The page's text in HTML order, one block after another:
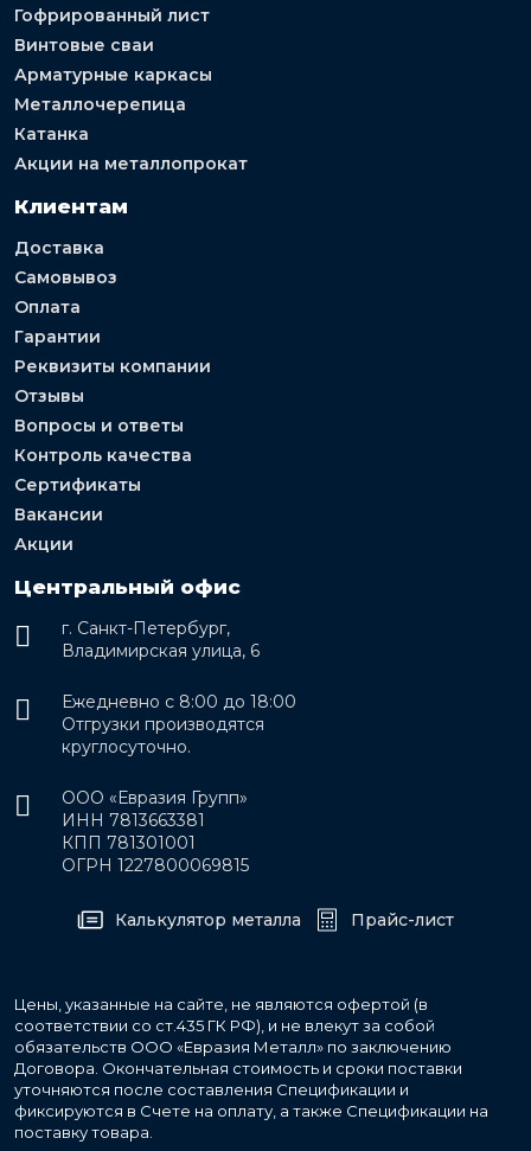
Гофрированный лист
Винтовые сваи
Арматурные каркасы
Металлочерепица
Катанка
Акции на металлопрокат
Клиентам
Доставка
Самовывоз
Оплата
Гарантии
Реквизиты компании
Отзывы
Вопросы и ответы
Контроль качества
Сертификаты
Вакансии
Акции
Центральный офис
г. Санкт-Петербург,
Владимирская улица, 6
Ежедневно с 8:00 до 18:00
Отгрузки производятся
круглосуточно.
ООО «Евразия Групп»
ИНН 7813663381
КПП 781301001
ОГРН 1227800069815
Калькулятор металла Прайс-лист
Цены, указанные на сайте, не являются офертой (в
соответствии со ст.435 ГК РФ), и не влекут за собой
обязательств ООО «Евразия Металл» по заключению
Договора. Окончательная стоимость и сроки поставки
уточняются после составления Спецификации и
фиксируются в Счете на оплату, а также Спецификации на
поставку товара.